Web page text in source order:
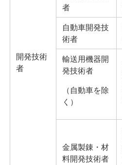
開発技術
者
者
自動車開発技
術者
輸送用機器開
発技術者
（自動車を除
く）
金属製錬・材
料開発技術者